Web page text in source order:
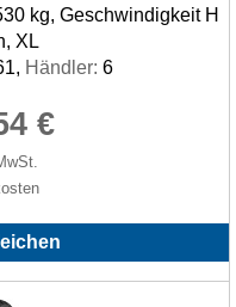
kg, Geschwindigkeit H
XL
Händler: 6
€